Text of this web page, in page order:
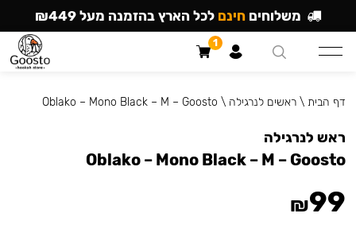
דף הבית \ראשים לנרגילה \
Oblako – Mono Black – M – Goosto
ראש לנרגילה
Oblako – Mono Black – M – Goosto
₪99
משלוחים חינם לכל הארץ בהזמנה מעל ₪449
1